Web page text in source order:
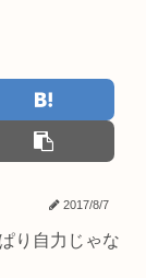
2017/8/7
り自力じゃな